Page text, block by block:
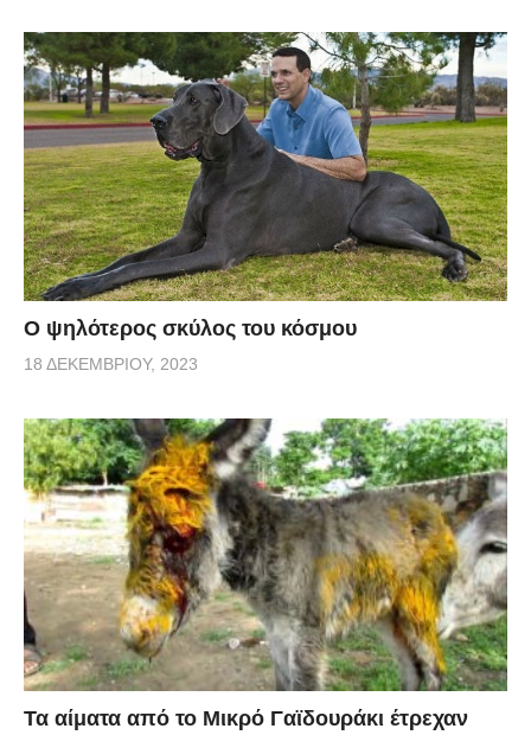
Ο ψηλότερος σκύλος του κόσμου
18 ΔΕΚΕΜΒΡΊΟΥ, 2023
Τα αίματα από το Μικρό Γαϊδουράκι έτρεχαν